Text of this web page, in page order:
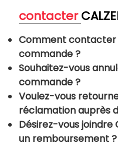
contacter
Comment contacter
commande ?
Souhaitez-vous
commande ?
Voulez-vous
réclamation auprès
Désirez-vous
un remboursement ?